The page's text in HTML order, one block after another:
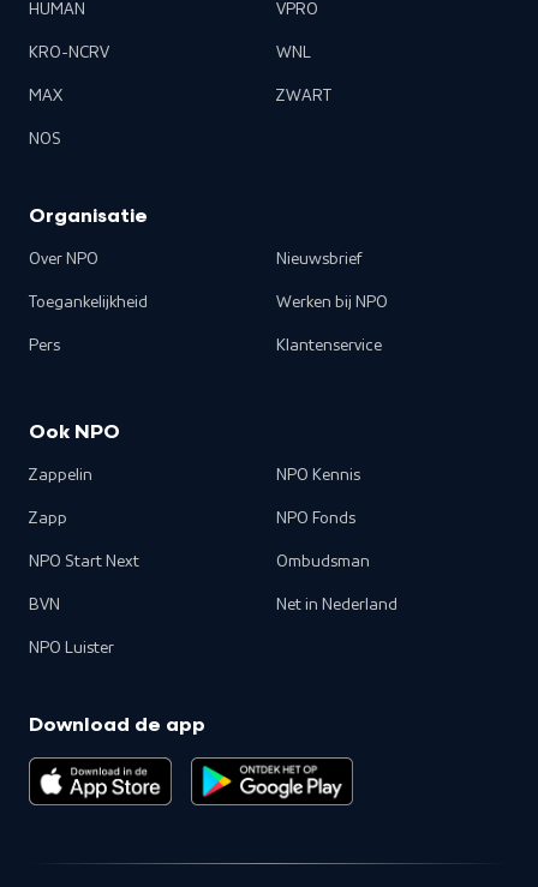
HUMAN
KRO-NCRV
MAX
NOS
VPRO
WNL
ZWART
Organisatie
Over NPO
Toegankelijkheid
Pers
Nieuwsbrief
Werken bij NPO
Klantenservice
Ook NPO
Zappelin
Zapp
NPO Start Next
BVN
NPO Luister
NPO Kennis
NPO Fonds
Ombudsman
Net in Nederland
Download de app